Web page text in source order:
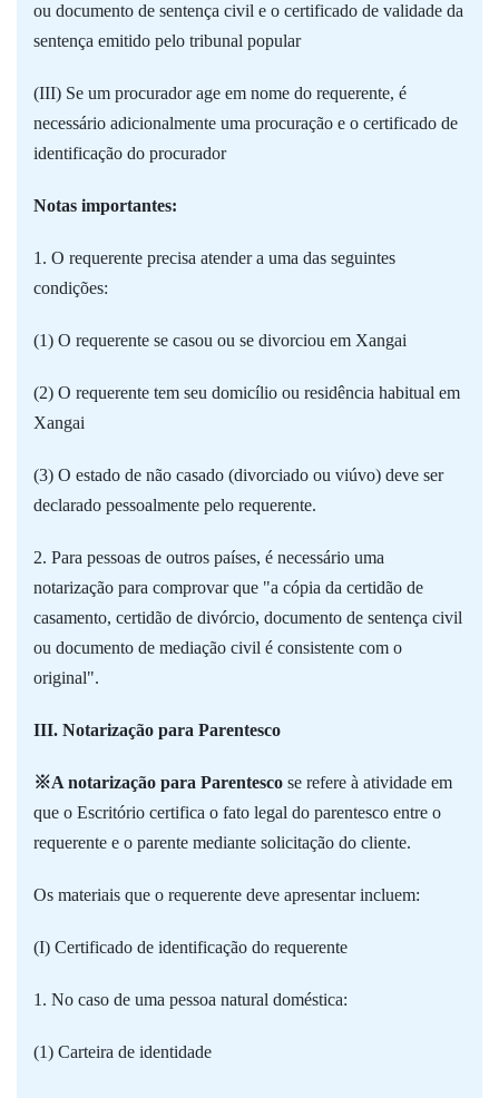
ou documento de sentença civil e o certificado de validade da
sentença emitido pelo tribunal popular
(III) Se um procurador age em nome do requerente, é
necessário adicionalmente uma procuração e o certificado de
identificação do procurador
Notas importantes:
1. O requerente precisa atender a uma das seguintes
condições:
(1) O requerente se casou ou se divorciou em Xangai
(2) O requerente tem seu domicílio ou residência habitual em
Xangai
(3) O estado de não casado (divorciado ou viúvo) deve ser
declarado pessoalmente pelo requerente.
2. Para pessoas de outros países, é necessário uma
notarização para comprovar que "a cópia da certidão de
casamento, certidão de divórcio, documento de sentença civil
ou documento de mediação civil é consistente com o
original".
III. Notarização para Parentesco
※A notarização para Parentesco se refere à atividade em
que o Escritório certifica o fato legal do parentesco entre o
requerente e o parente mediante solicitação do cliente.
Os materiais que o requerente deve apresentar incluem:
(I) Certificado de identificação do requerente
1. No caso de uma pessoa natural doméstica:
(1) Carteira de identidade